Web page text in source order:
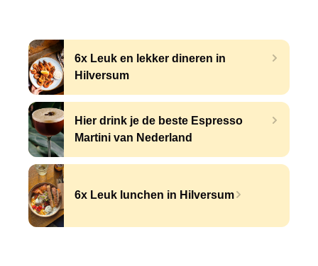
6x Leuk en lekker dineren in
Hilversum
Hier drink je de beste Espresso
Martini van Nederland
6x Leuk lunchen in Hilversum